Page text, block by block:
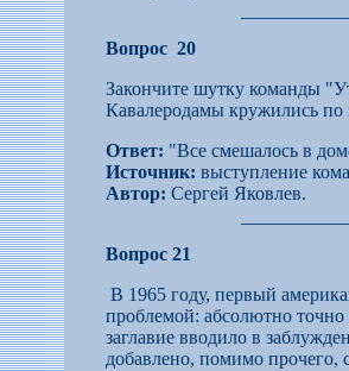
Вопрос 20
Закончите шутку команды
Кавалеродамы кружились по
Ответ: "Все смешалось в
Источник: выступление
Автор: Сергей Яковлев.
Вопрос 21
В 1965 году, первый
проблемой: абсолютно
заглавие вводило в
добавлено, помимо прочего,